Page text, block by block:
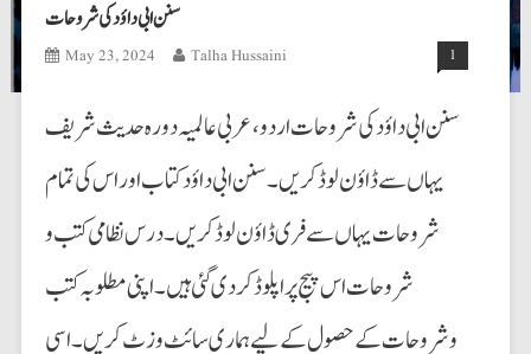
سنن ابی داؤد کی شروحات
May 23, 2024 Talha Hussaini 1
سنن ابی داؤد کی شروحات اردو،عربی عالمیہ دورہ حدیث شریف
یہاں سے ڈاؤن لوڈ کریں۔ سنن ابی داؤد کتاب اور اس کی تمام
شروحات یہاں سے فری ڈاؤن لوڈ کریں۔ درس نظامی کتب و
شروحات اس پیج پراپلوڈ کردی گئی ہیں۔ اپنی مطلوبہ کتب
وشروحات کےحصول کے لیے ہماری سائٹ وزٹ کریں۔ اسی